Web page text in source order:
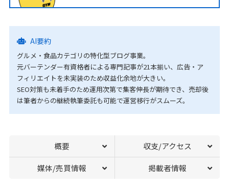
AI要約
グルメ・食品カテゴリの特化型ブログ事業。
元バーテンダー有資格者による専門記事が21本揃い、広告・ア
フィリエイトを未実装のため収益化余地が大きい。
SEO対策も未着手のため運用次第で集客伸長が期待でき、売却後
は筆者からの継続執筆委託も可能で運営移行がスムーズ。
概要 収支/アクセス
媒体/売買情報 掲載者情報